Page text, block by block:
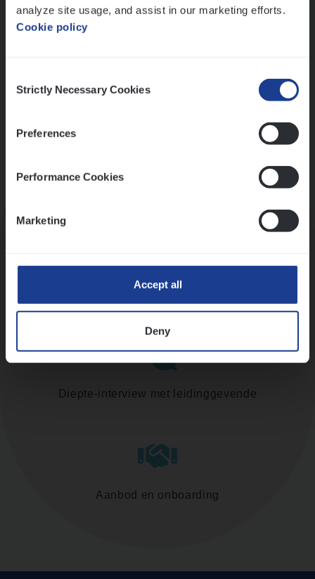
analyze site usage, and assist in our marketing efforts.
Cookie policy
Selection
Strictly Necessary Cookies
Preferences
Performance Cookies
Marketing
Accept all
Deny
Ons sollicitatieproces
Assessment
Diepte-interview met leidinggevende
Aanbod en onboarding